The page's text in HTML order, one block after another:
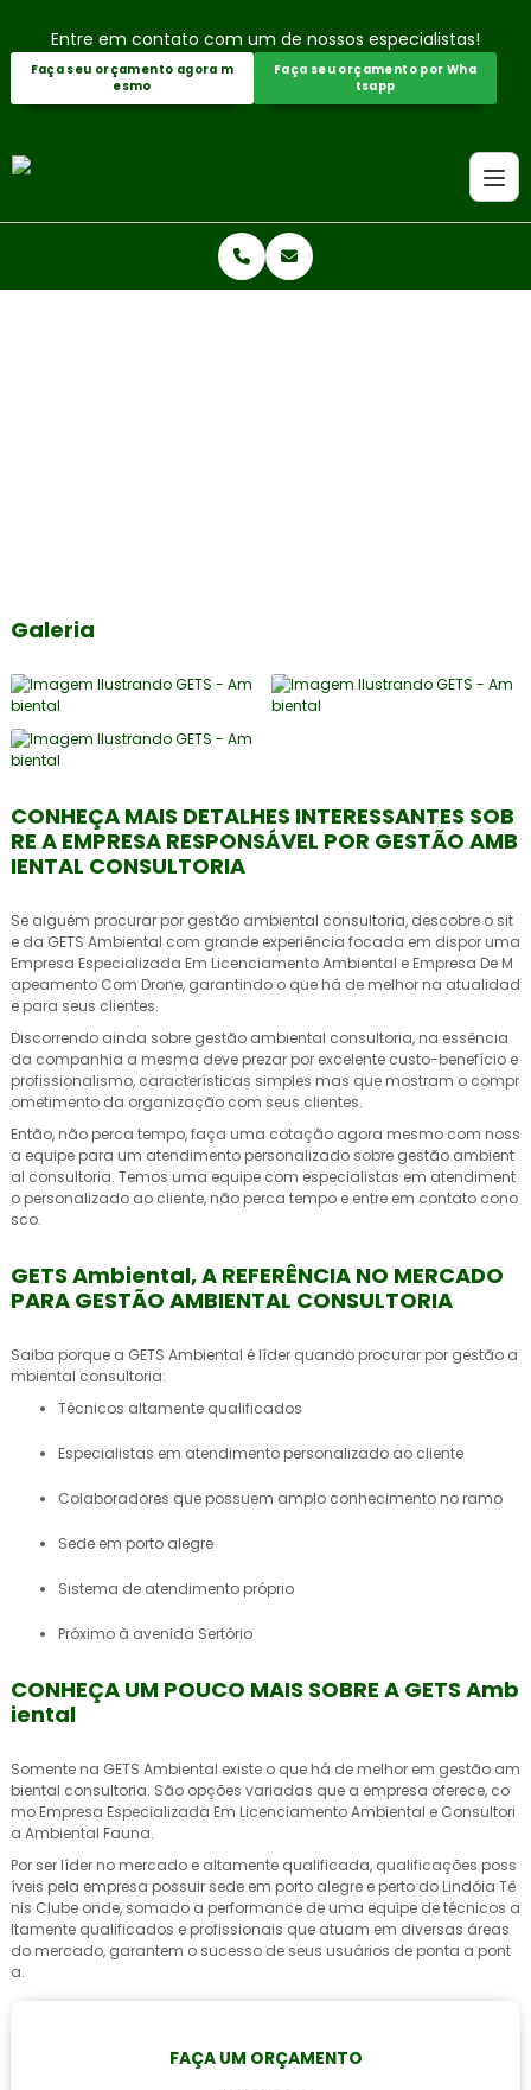
Entre em contato com um de nossos especialistas!
Faça seu orçamento agora m
esmo
Faça seu orçamento por Wha
tsapp
Galeria
CONHEÇA MAIS DETALHES INTERESSANTES SOB
RE A EMPRESA RESPONSÁVEL POR GESTÃO AMB
IENTAL CONSULTORIA
Se alguém procurar por gestão ambiental consultoria, descobre o sit
e da GETS Ambiental com grande experiência focada em dispor uma
Empresa Especializada Em Licenciamento Ambiental e Empresa De M
apeamento Com Drone, garantindo o que há de melhor na atualidad
e para seus clientes.
Discorrendo ainda sobre gestão ambiental consultoria, na essência
da companhia a mesma deve prezar por excelente custo-benefício e
profissionalismo, características simples mas que mostram o compr
ometimento da organização com seus clientes.
Então, não perca tempo, faça uma cotação agora mesmo com noss
a equipe para um atendimento personalizado sobre gestão ambient
al consultoria. Temos uma equipe com especialistas em atendiment
o personalizado ao cliente, não perca tempo e entre em contato cono
sco.
GETS Ambiental, A REFERÊNCIA NO MERCADO
PARA GESTÃO AMBIENTAL CONSULTORIA
Saiba porque a GETS Ambiental é líder quando procurar por gestão a
mbiental consultoria:
técnicos altamente qualificados
especialistas em atendimento personalizado ao cliente
colaboradores que possuem amplo conhecimento no ramo
sede em porto alegre
sistema de atendimento próprio
próximo à avenida Sertório
CONHEÇA UM POUCO MAIS SOBRE A GETS Amb
iental
Somente na GETS Ambiental existe o que há de melhor em gestão am
biental consultoria. São opções variadas que a empresa oferece, co
mo Empresa Especializada Em Licenciamento Ambiental e Consultori
a Ambiental Fauna.
Por ser líder no mercado e altamente qualificada, qualificações poss
íveis pela empresa possuir sede em porto alegre e perto do Lindóia Tê
nis Clube onde, somado a performance de uma equipe de técnicos a
ltamente qualificados e profissionais que atuam em diversas áreas
do mercado, garantem o sucesso de seus usuários de ponta a pont
a.
FAÇA UM ORÇAMENTO